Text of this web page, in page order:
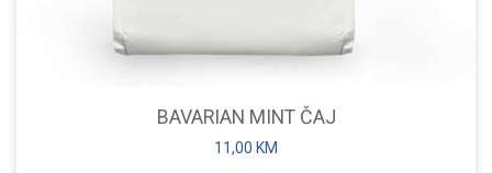
BAVARIAN MINT ČAJ
11,00 KM